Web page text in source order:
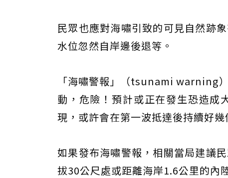
民眾也應對海嘯引致的可見自然跡
水位忽然自岸邊後退等。
「海嘯警報」（tsunami warning
動，危險！預計或正在發生恐造成
現，或許會在第一波抵達後持續好幾
如果發布海嘯警報，相關當局建議
拔30公尺處或距離海岸1.6公里的內